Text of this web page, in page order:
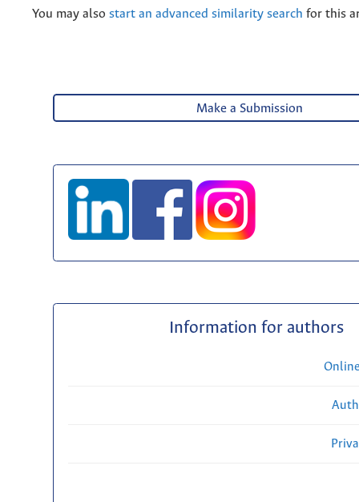
You may also start an advanced similarity search for this
Make a Submission
Information for authors